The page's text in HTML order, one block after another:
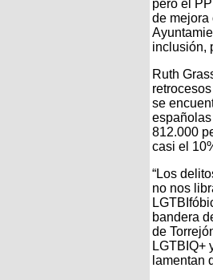
pero el
de mejora
inclusión,
Ruth
se
812.000
casi el
“Los
no nos
bandera
de
LGTBIQ+
lamentan